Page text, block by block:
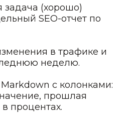
задача (хорошо)
SEO-отчет по
в трафике и
неделю.
Markdown с колонками:
прошлая
процентах.